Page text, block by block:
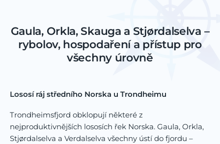
Gaula, Orkla, Skauga a Stjørdalselva –
rybolov, hospodaření a přístup pro
všechny úrovně
Lososí ráj středního Norska u Trondheimu
Trondheimsfjord obklopují některé z
nejproduktivnějších lososích řek Norska. Gaula, Orkla,
Stjørdalselva a Verdalselva všechny ústí do fjordu –